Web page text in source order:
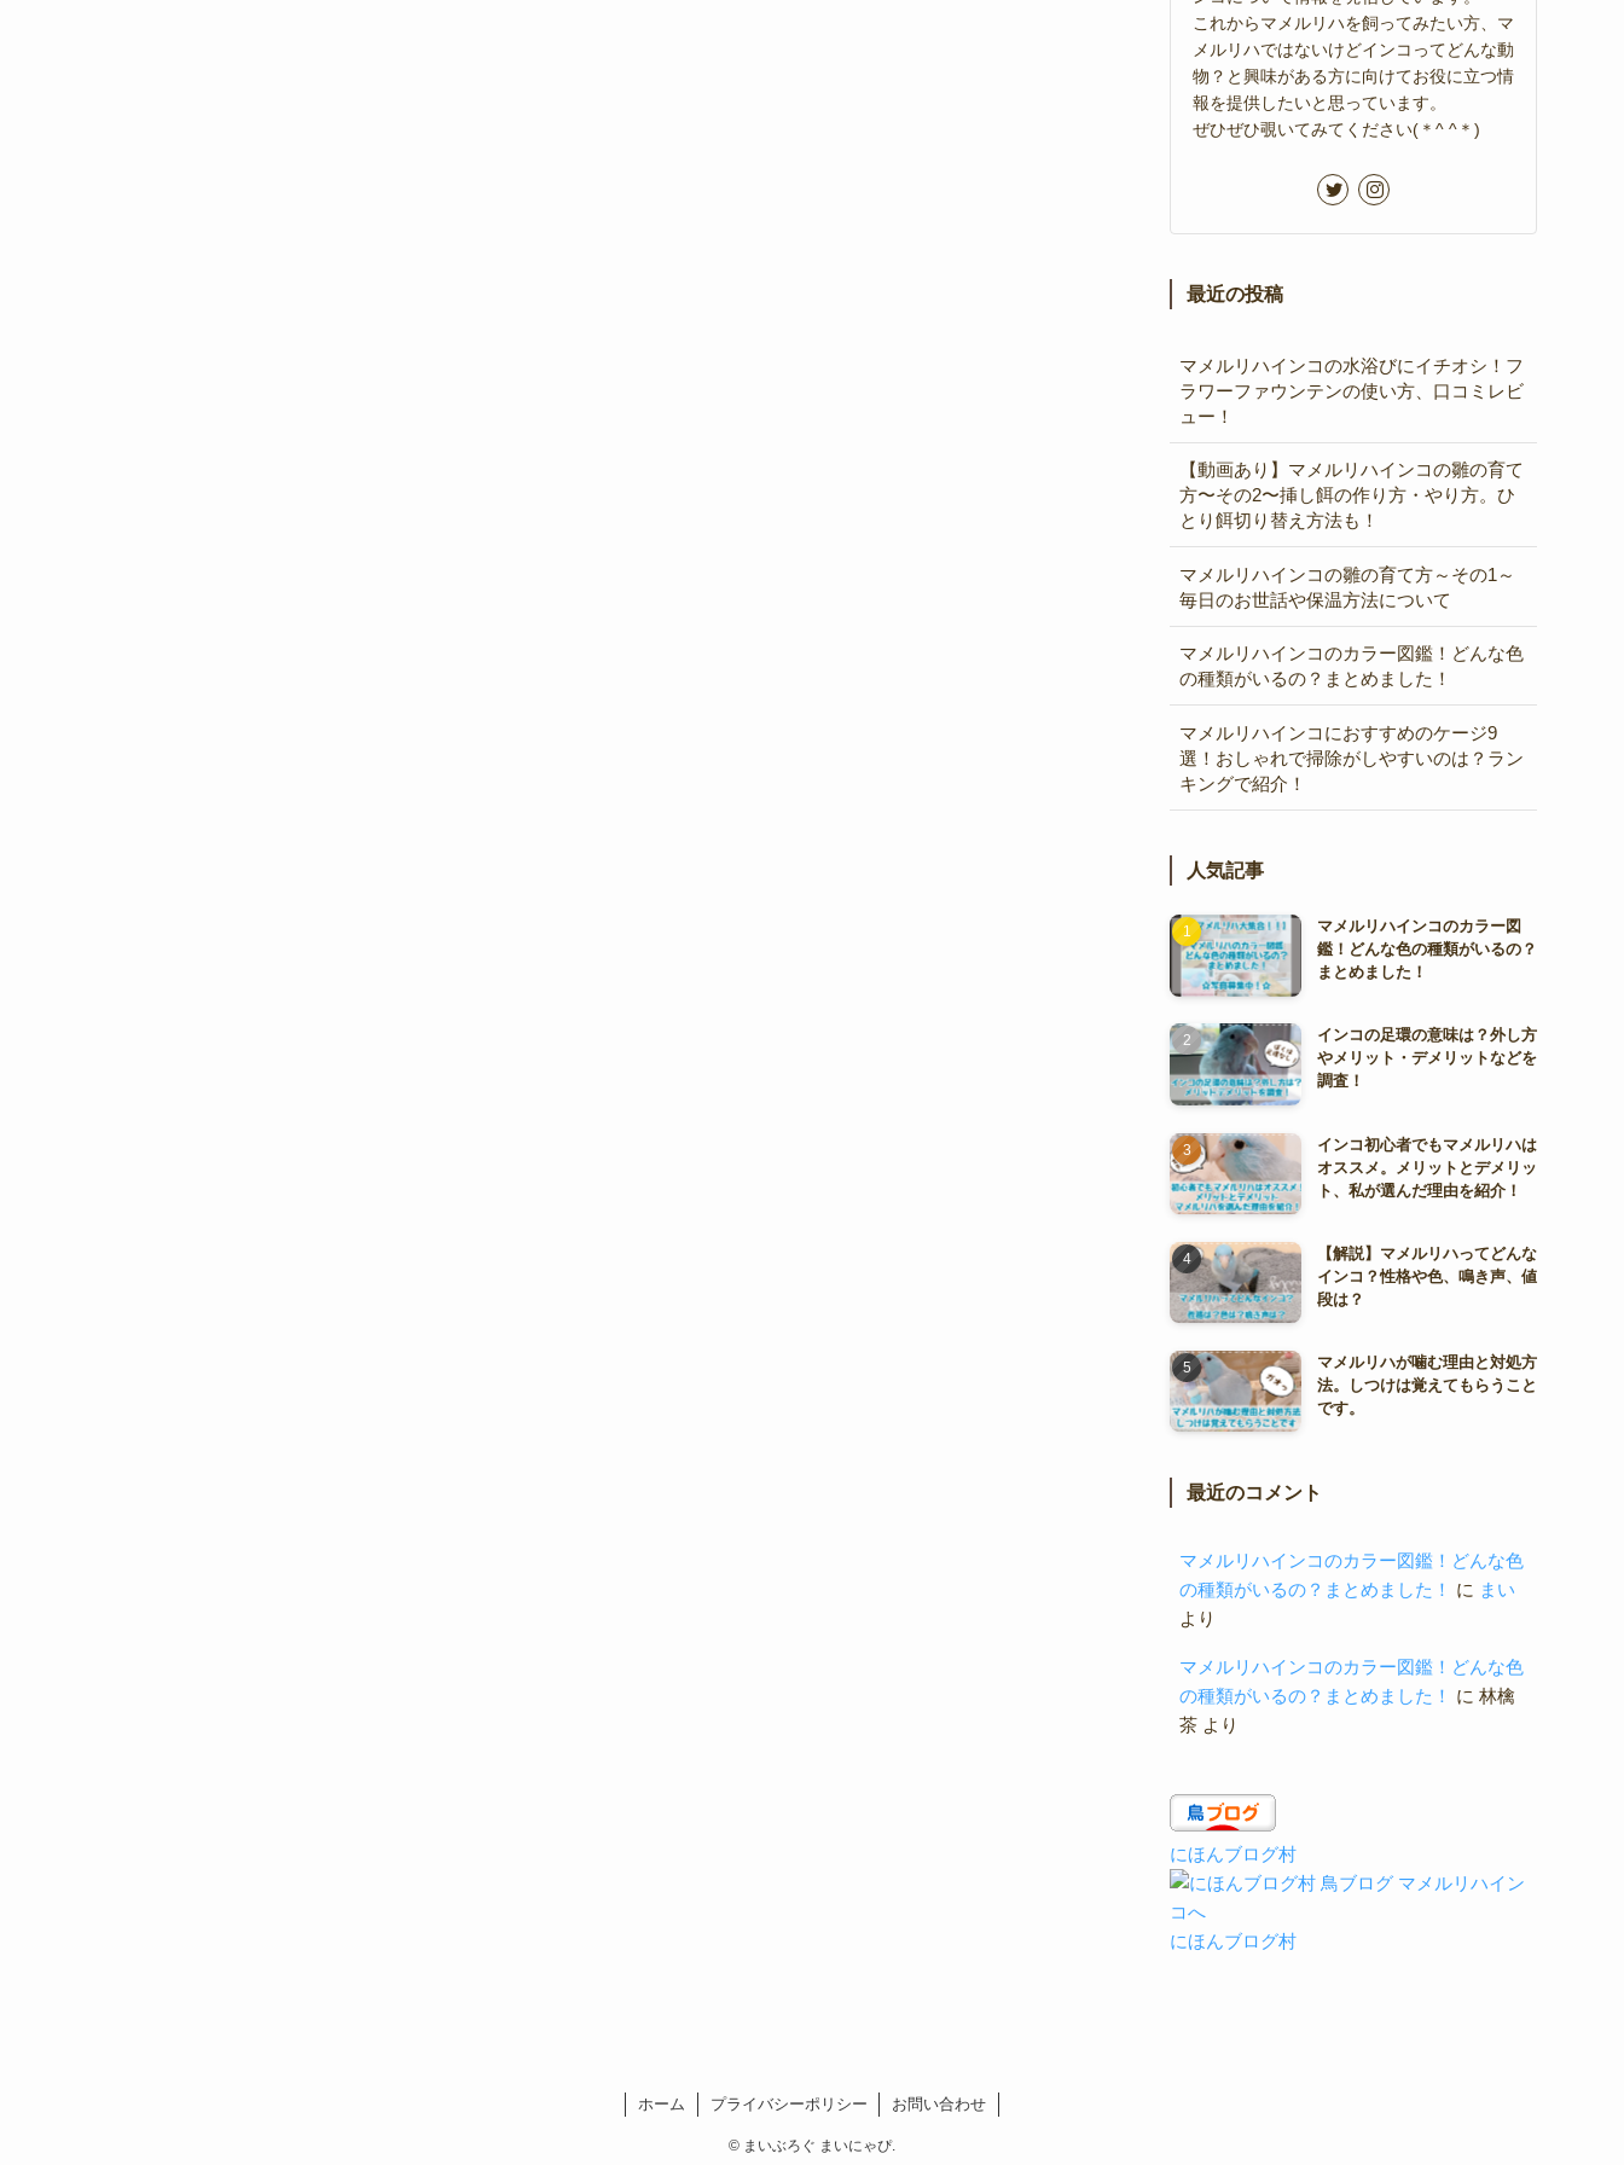
これからマメルリハを飼ってみたい方、マ
メルリハではないけどインコってどんな動
物？と興味がある方に向けてお役に立つ情
報を提供したいと思っています。
ぜひぜひ覗いてみてください(＊^ ^＊)
最近の投稿
マメルリハインコの水浴びにイチオシ！フ
ラワーファウンテンの使い方、口コミレビ
ュー！
【動画あり】マメルリハインコの雛の育て
方〜その2〜挿し餌の作り方・やり方。ひ
とり餌切り替え方法も！
マメルリハインコの雛の育て方～その1～
毎日のお世話や保温方法について
マメルリハインコのカラー図鑑！どんな色
の種類がいるの？まとめました！
マメルリハインコにおすすめのケージ9
選！おしゃれで掃除がしやすいのは？ラン
キングで紹介！
人気記事
マメルリハインコのカラー図
鑑！どんな色の種類がいるの？
まとめました！
インコの足環の意味は？外し方
やメリット・デメリットなどを
調査！
インコ初心者でもマメルリハは
オススメ。メリットとデメリッ
ト、私が選んだ理由を紹介！
【解説】マメルリハってどんな
インコ？性格や色、鳴き声、値
段は？
マメルリハが噛む理由と対処方
法。しつけは覚えてもらうこと
です。
最近のコメント
マメルリハインコのカラー図鑑！どんな色
の種類がいるの？まとめました！
に まい
より
マメルリハインコのカラー図鑑！どんな色
の種類がいるの？まとめました！
に 林檎
茶 より
にほんブログ村
にほんブログ村
ホーム プライバシーポリシー お問い合わせ
© まいぶろぐ まいにゃぴ.